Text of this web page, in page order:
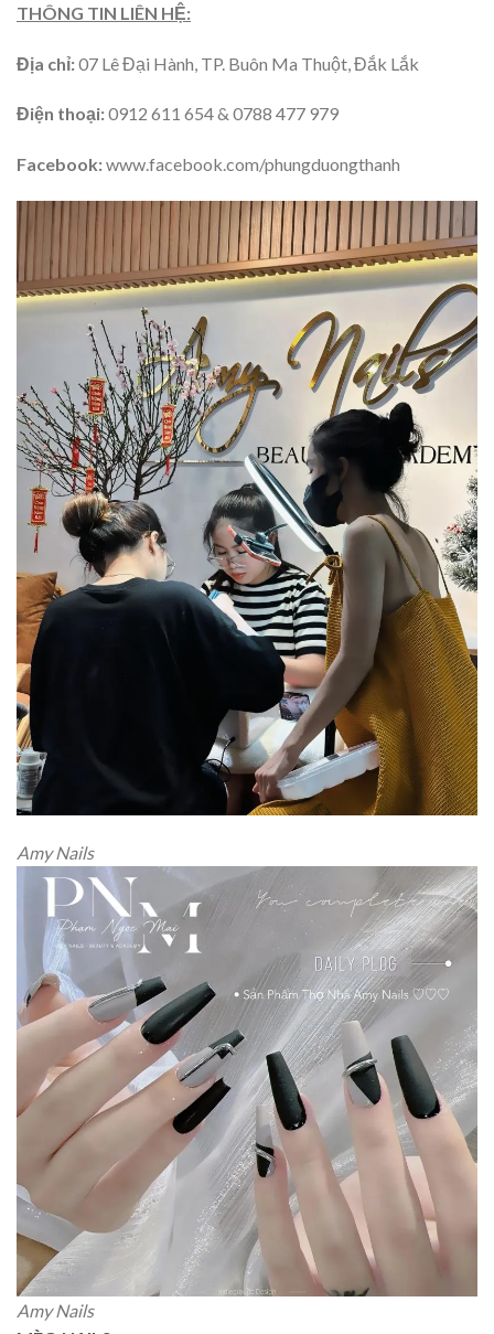
THÔNG TIN LIÊN HỆ:
Địa chỉ:07 Lê Đại Hành, TP. Buôn Ma Thuột, Đắk Lắk
Điện thoại:0912 611 654 & 0788 477 979
Facebook:www.facebook.com/phungduongthanh
Amy Nails
Amy Nails